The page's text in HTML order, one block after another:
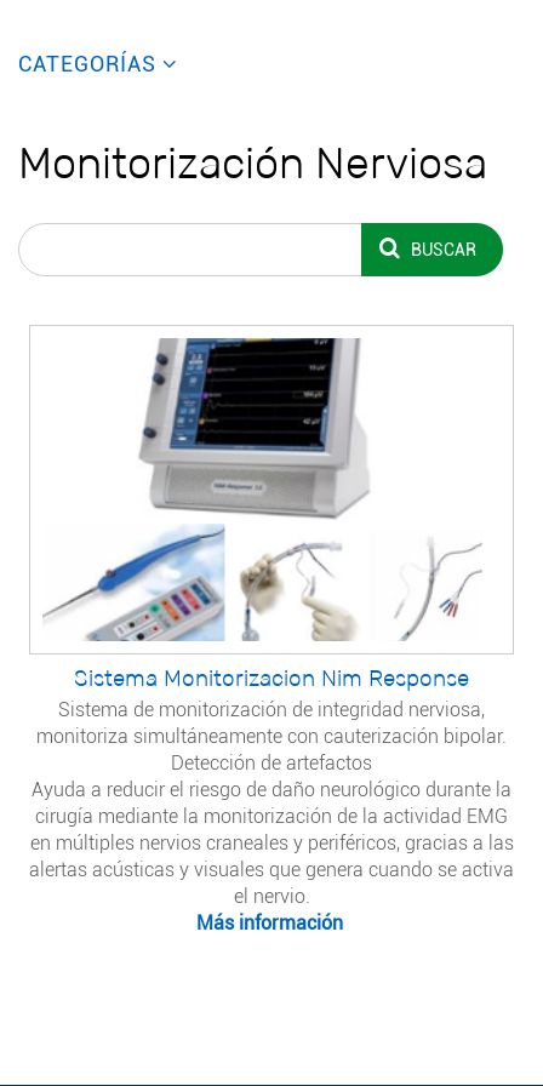
CATEGORÍAS
Monitorización Nerviosa
BUSCAR
Sistema Monitorizacion Nim Response
Sistema de monitorización de integridad nerviosa,
monitoriza simultáneamente con cauterización bipolar.
Detección de artefactos
Ayuda a reducir el riesgo de daño neurológico durante la
cirugía mediante la monitorización de la actividad EMG
en múltiples nervios craneales y periféricos, gracias a las
alertas acústicas y visuales que genera cuando se activa
el nervio.
Más información